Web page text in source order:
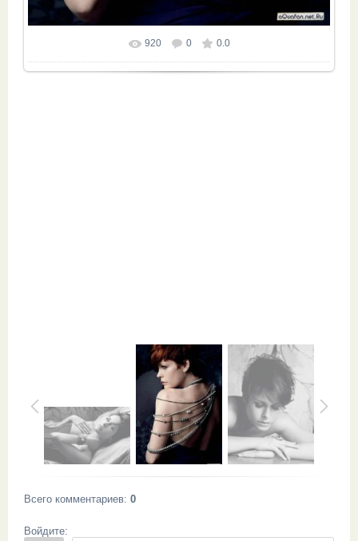
Размер фотографии: 874x1240
920 0 0.0
Всего комментариев: 0
Войдите: